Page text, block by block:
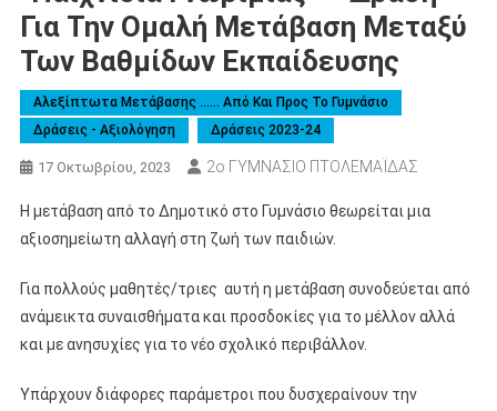
Για Την Ομαλή Μετάβαση Μεταξύ
Των Βαθμίδων Εκπαίδευσης
Αλεξίπτωτα Μετάβασης …… Από Και Προς Το Γυμνάσιο
Δράσεις - Αξιολόγηση
Δράσεις 2023-24
17 Οκτωβρίου, 2023 2ο ΓΥΜΝΑΣΙΟ ΠΤΟΛΕΜΑΪΔΑΣ
Η μετάβαση από το Δημοτικό στο Γυμνάσιο θεωρείται μια
αξιοσημείωτη αλλαγή στη ζωή των παιδιών.
Για πολλούς μαθητές/τριες αυτή η μετάβαση συνοδεύεται από
ανάμεικτα συναισθήματα και προσδοκίες για το μέλλον αλλά
και με ανησυχίες για το νέο σχολικό περιβάλλον.
Υπάρχουν διάφορες παράμετροι που δυσχεραίνουν την